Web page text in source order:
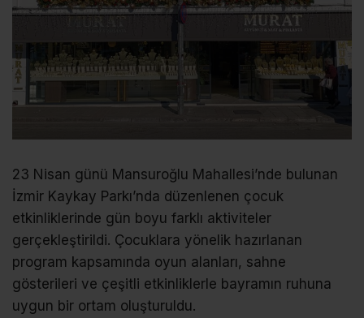
23 Nisan günü Mansuroğlu Mahallesi’nde bulunan
İzmir Kaykay Parkı’nda düzenlenen çocuk
etkinliklerinde gün boyu farklı aktiviteler
gerçekleştirildi. Çocuklara yönelik hazırlanan
program kapsamında oyun alanları, sahne
gösterileri ve çeşitli etkinliklerle bayramın ruhuna
uygun bir ortam oluşturuldu.